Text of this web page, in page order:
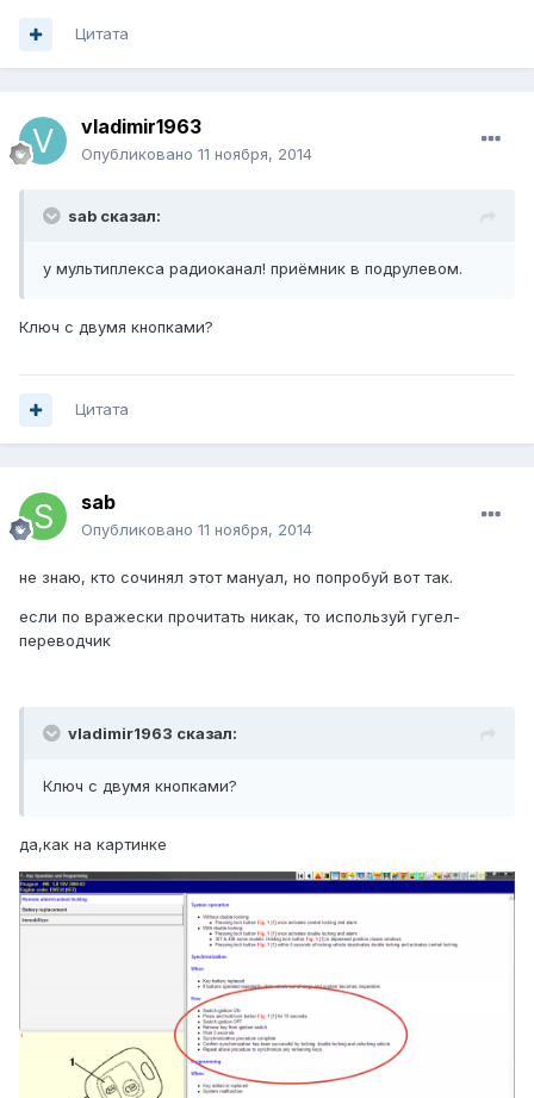
Цитата
vladimir1963
Опубликовано 11 ноября, 2014
sab сказал:
у мультиплекса радиоканал! приёмник в подрулевом.
Ключ с двумя кнопками?
Цитата
sab
Опубликовано 11 ноября, 2014
не знаю, кто сочинял этот мануал, но попробуй вот так.
если по вражески прочитать никак, то используй гугел-
переводчик
vladimir1963 сказал:
Ключ с двумя кнопками?
да,как на картинке